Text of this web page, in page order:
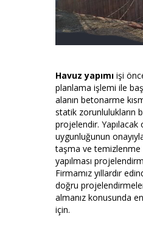
Havuz yapımı işi
planlama işlemi ile
alanın betonarme
statik zorunlulukların
projelendir.
uygunluğunun
taşma ve temizlenme
yapılması
Firmamız yıllardır
doğru
almanız konusunda
için.